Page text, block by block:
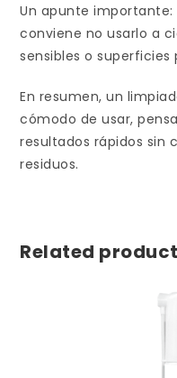
Un apunte
conviene no usarlo a
sensibles o
En resumen, un
cómodo de usar,
resultados rápidos sin
residuos.
Related